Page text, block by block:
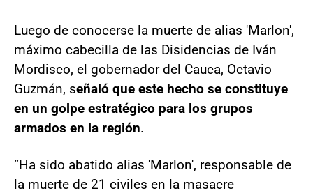
Luego de conocerse la muerte de alias 'Marlon',
máximo cabecilla de las Disidencias de Iván
Mordisco, el gobernador del Cauca, Octavio
Guzmán, señaló que este hecho se constituye
en un golpe estratégico para los grupos
armados en la región.
“Ha sido abatido alias 'Marlon', responsable de
la muerte de 21 civiles en la masacre